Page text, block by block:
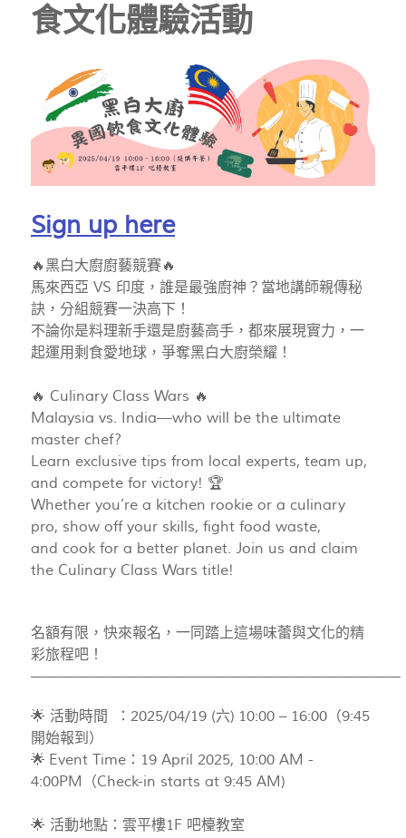
食文化體驗活動
Sign up here
🔥黑白大廚廚藝競賽🔥
馬來西亞 VS 印度，誰是最強廚神？當地講師親傳秘
訣，分組競賽一決高下！
不論你是料理新手還是廚藝高手，都來展現實力，一
起運用剩食愛地球，爭奪黑白大廚榮耀！
🔥 Culinary Class Wars 🔥
Malaysia vs. India—who will be the ultimate
master chef?
Learn exclusive tips from local experts, team up,
and compete for victory! 🏆
Whether you’re a kitchen rookie or a culinary
pro, show off your skills, fight food waste,
and cook for a better planet. Join us and claim
the Culinary Class Wars title!
名額有限，快來報名，一同踏上這場味蕾與文化的精
彩旅程吧！
————————————————————————
🌟 活動時間 ：2025/04/19 (六) 10:00 – 16:00（9:45
開始報到）
🌟 Event Time：19 April 2025, 10:00 AM -
4:00PM（Check-in starts at 9:45 AM)
🌟 活動地點：雲平樓1F 吧檯教室